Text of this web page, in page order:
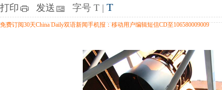
打印 发送 字号 T | T
免费订阅30天China Daily双语新闻手机报：移动用户编辑短信CD至106580009009